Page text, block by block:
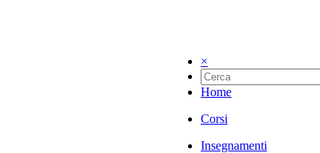
×
Home
Corsi
Insegnamenti